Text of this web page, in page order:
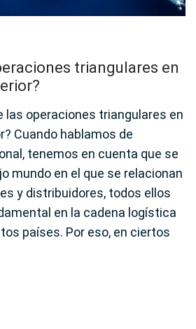
triangulares en
las operaciones triangulares en
Cuando hablamos de
tenemos en cuenta que se
mundo en el que se relacionan
y distribuidores, todos ellos
en la cadena logística
países. Por eso, en ciertos